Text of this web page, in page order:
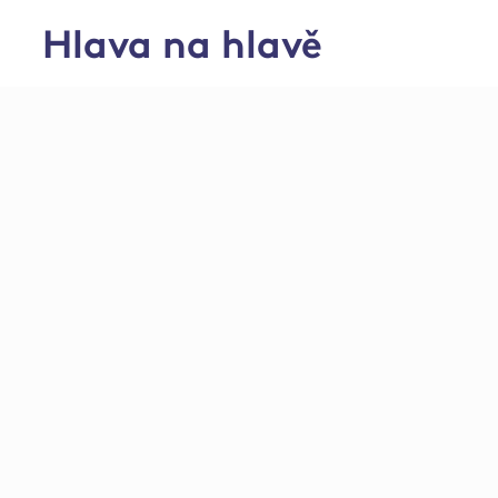
Hlava na hlavě
Farma Lužec nad